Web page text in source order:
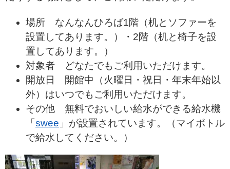
場所 なんなんひろば1階（机とソファーを
設置してあります。）・2階（机と椅子を設
置してあります。）
対象者 どなたでもご利用いただけます。
開放日 開館中（火曜日・祝日・年末年始以
外）はいつでもご利用いただけます。
その他 無料でおいしい給水ができる給水機
「 swee 」が設置されています。（マイボトル
で給水してください。）